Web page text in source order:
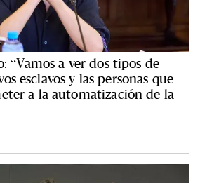
“Vamos a ver dos tipos de
esclavos y las personas que
a la automatización de la